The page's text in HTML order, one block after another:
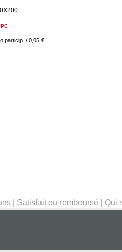
particip. /0,05 €
Satisfait ou remboursé Qui